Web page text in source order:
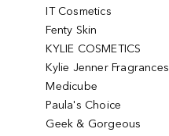
IT Cosmetics
Fenty Skin
KYLIE COSMETICS
Kylie Jenner Fragrances
Medicube
Paula's Choice
Geek & Gorgeous